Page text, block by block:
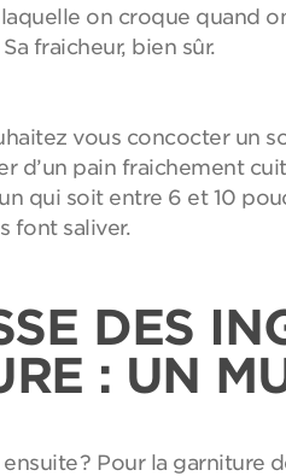
on croque quand
fraicheur, bien sûr.
vous concocter un
d’un pain fraichement
qui soit entre 6 et 10
font saliver.
DES
: UN
? Pour la garniture